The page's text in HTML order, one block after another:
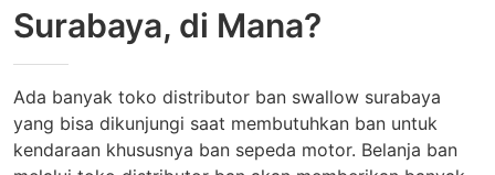
Surabaya, di Mana?
Ada banyak toko distributor ban swallow surabaya
yang bisa dikunjungi saat membutuhkan ban untuk
kendaraan khususnya ban sepeda motor. Belanja ban